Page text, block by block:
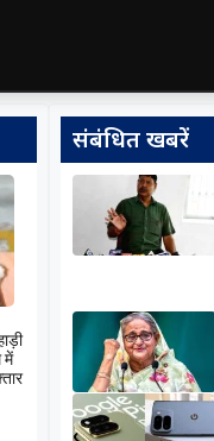
में
संबंधित खबरें